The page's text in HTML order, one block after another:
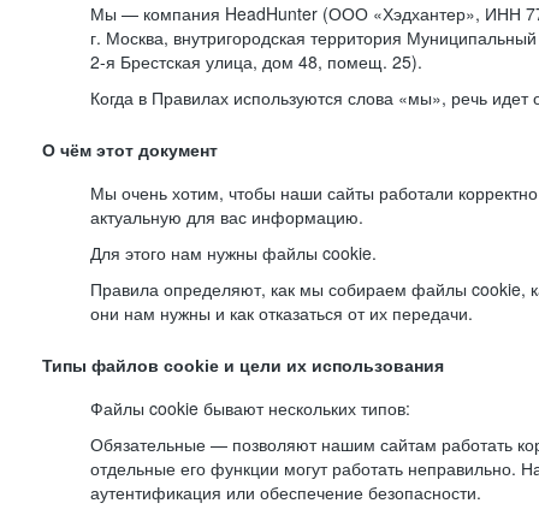
Мы — компания HeadHunter (ООО «Хэдхантер», ИНН
г. Москва, внутригородская территория Муниципальный
2-я Брестская улица, дом 48, помещ. 25).
Когда в Правилах используются слова «мы», речь
О чём этот документ
Мы очень хотим, чтобы наши сайты работали
актуальную для вас информацию.
Для этого нам нужны файлы cookie.
Правила определяют, как мы собираем файлы cookie,
они нам нужны и как отказаться от их передачи.
Типы файлов cookie и цели их использования
Файлы cookie бывают нескольких типов:
Обязательные — позволяют нашим сайтам работать
отдельные его функции могут работать неправильно.
аутентификация или обеспечение безопасности.